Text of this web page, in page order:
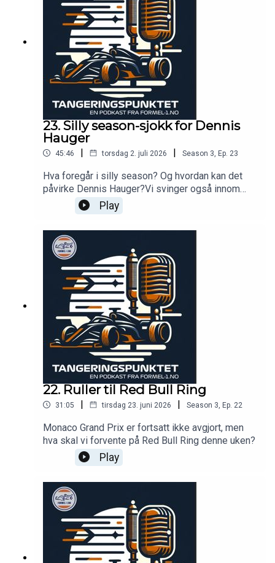
23. Silly season-sjokk for Dennis
Hauger
45:46 | torsdag 2. juli 2026 | Season 3 Ep. 23
Hva foregår i silly season? Og hvordan kan det
påvirke Dennis Hauger?Vi svinger også innom
Formel 1 og 2 på Silverstone, Fredriks hjørne,
predictions, fantasy og ikke minst funfacts fra
Play
22. Ruller til Red Bull Ring
31:05 | tirsdag 23. juni 2026 | Season 3 Ep. 22
Monaco Grand Prix er fortsatt ikke avgjort, men
hva skal vi forvente på Red Bull Ring denne uken?
Play